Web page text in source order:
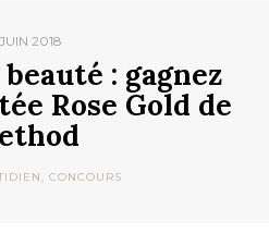
2018
: gagnez
Rose Gold de
, CONCOURS